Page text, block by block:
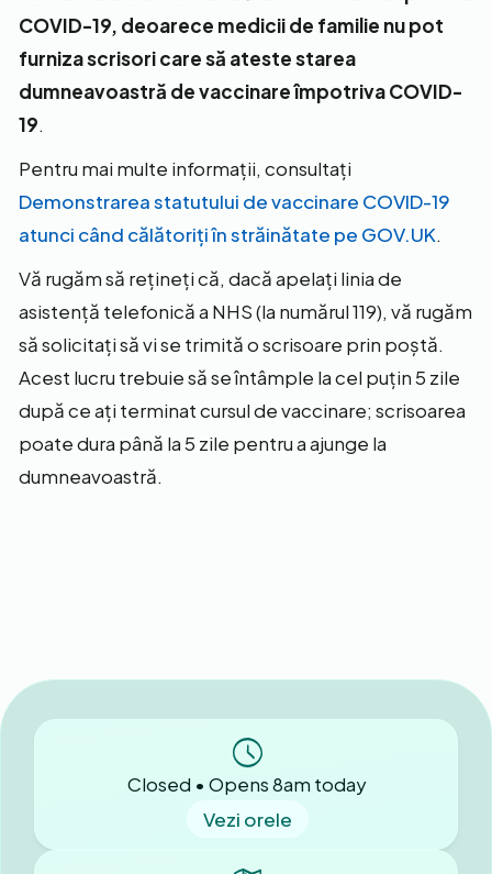
COVID-19, deoarece medicii de familie nu pot
furniza scrisori care să ateste starea
dumneavoastră de vaccinare împotriva COVID-
19.
Pentru mai multe informații, consultați
Demonstrarea statutului de vaccinare COVID-19
atunci când călătoriți în străinătate pe GOV.UK.
Vă rugăm să rețineți că, dacă apelați linia de
asistență telefonică a NHS (la numărul 119), vă rugăm
să solicitați să vi se trimită o scrisoare prin poștă.
Acest lucru trebuie să se întâmple la cel puțin 5 zile
după ce ați terminat cursul de vaccinare; scrisoarea
poate dura până la 5 zile pentru a ajunge la
dumneavoastră.
Closed • Opens 8am today
Vezi orele